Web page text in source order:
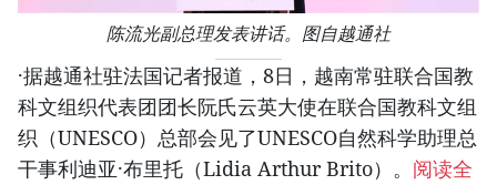
陈流光副总理发表讲话。图自越通社
·据越通社驻法国记者报道，8日，越南常驻联合国教
科文组织代表团团长阮氏云英大使在联合国教科文组
织（UNESCO）总部会见了UNESCO自然科学助理总
干事利迪亚·布里托（Lidia Arthur Brito）。 阅读全